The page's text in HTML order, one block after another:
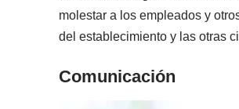
molestar a los empleados y
del establecimiento y las otras
Comunicación